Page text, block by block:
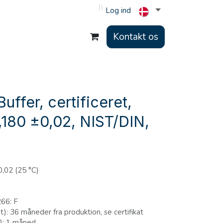
Log ind
Kontakt os
certificeret,
±0,02, NIST/DIN,
(25 °C)
F
36 måneder fra produktion, se certifikat